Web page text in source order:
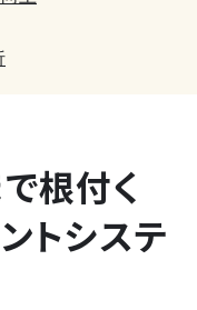
根付く
トシステ